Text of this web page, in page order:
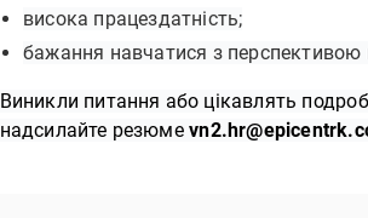
висока працездатність;
бажання навчатися з перспективою
Виникли питання або цікавлять
надсилайте резюме